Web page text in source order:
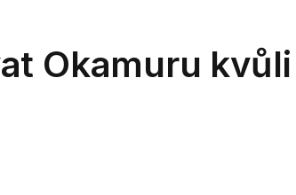
Okamuru kvůli